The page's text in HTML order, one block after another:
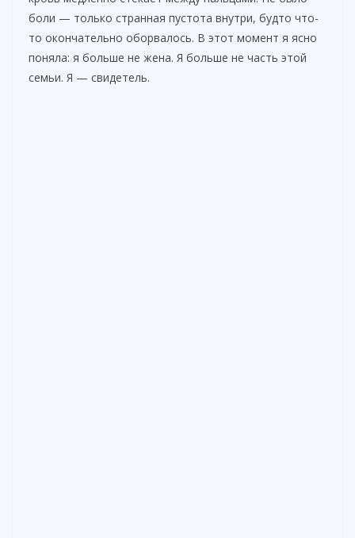
боли — только странная пустота внутри, будто что-
то окончательно оборвалось. В этот момент я ясно
поняла: я больше не жена. Я больше не часть этой
семьи. Я — свидетель.